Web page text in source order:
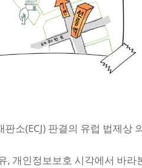
판소(ECJ) 판결의 유럽 법제상
, 개인정보보호 시각에서 바